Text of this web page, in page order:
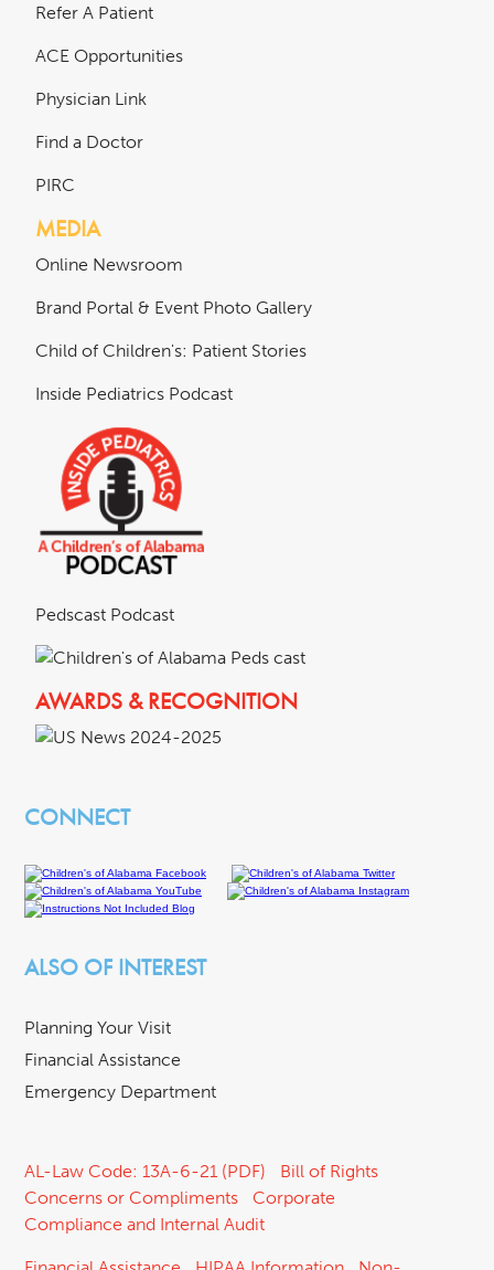
Refer A Patient
ACE Opportunities
Physician Link
Find a Doctor
PIRC
MEDIA
Online Newsroom
Brand Portal & Event Photo Gallery
Child of Children's: Patient Stories
Inside Pediatrics Podcast
Pedscast Podcast
AWARDS & RECOGNITION
CONNECT
ALSO OF INTEREST
Planning Your Visit
Financial Assistance
Emergency Department
AL-Law Code: 13A-6-21 (PDF)
Bill of Rights
Concerns or Compliments
Corporate
Compliance and Internal Audit